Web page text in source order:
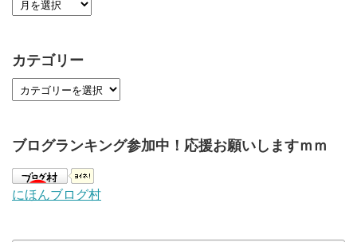
カテゴリー
ブログランキング参加中！応援お願いしますｍｍ
にほんブログ村